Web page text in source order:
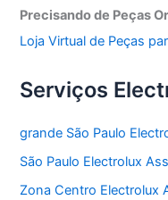
Precisando de Peças
Loja Virtual de Peças
Serviços
grande São Paulo
São Paulo Electrolux
Zona Centro Electrolux